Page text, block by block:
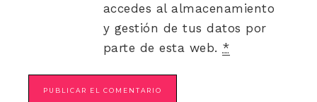
accedes al almacenamiento
y gestión de tus datos por
parte de esta web. *